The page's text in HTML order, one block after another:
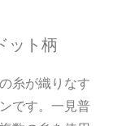
ット柄
糸が織りなす
です。一見普